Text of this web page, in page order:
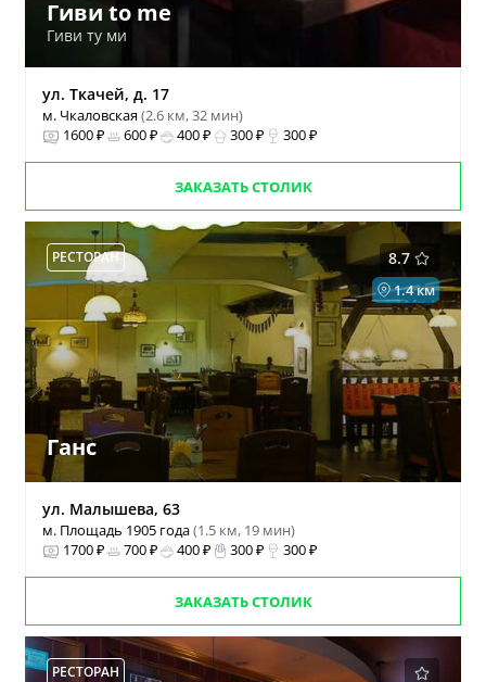
Гиви to me
Гиви ту ми
ул. Ткачей, д. 17
м. Чкаловская(2.6 км, 32 мин)
1600 ₽
600 ₽ 400 ₽ 300 ₽ 300 ₽
ЗАКАЗАТЬ СТОЛИК
8.7
РЕСТОРАН
1.4 км
Ганс
ул. Малышева, 63
м. Площадь 1905 года(1.5 км, 19 мин)
1700 ₽
700 ₽ 400 ₽ 300 ₽ 300 ₽
ЗАКАЗАТЬ СТОЛИК
РЕСТОРАН